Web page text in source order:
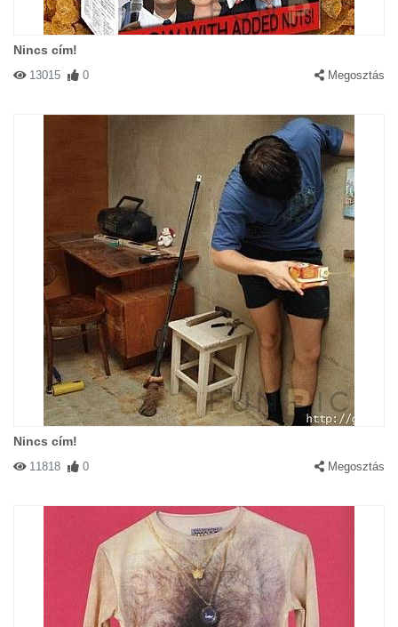
Nincs cím!
13015 0 Megosztás
Nincs cím!
11818 0 Megosztás